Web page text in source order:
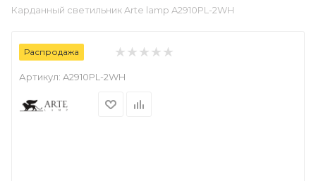
Карданный светильник Arte lamp A2910PL-2WH
Распродажа
Артикул: A2910PL-2WH